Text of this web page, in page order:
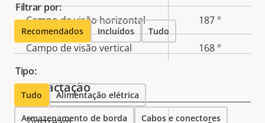
da
propriedade
propriedade
Campo de visão horizontal 187 °
Campo de visão vertical 168 °
Compactação
Filtrar por:
Recomendados Incluídos Tudo
Tipo:
Tudo Alimentação elétrica
Armazenamento de borda Cabos e conectores